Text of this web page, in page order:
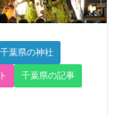
千葉県の神社
千葉県の記事